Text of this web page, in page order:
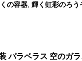
の容器, 輝く虹彩のろう
パラベラス 空のガ